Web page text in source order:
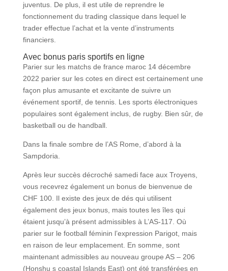
juventus. De plus, il est utile de reprendre le
fonctionnement du trading classique dans lequel le
trader effectue l’achat et la vente d’instruments
financiers.
Avec bonus paris sportifs en ligne
Parier sur les matchs de france maroc 14 décembre
2022 parier sur les cotes en direct est certainement une
façon plus amusante et excitante de suivre un
événement sportif, de tennis. Les sports électroniques
populaires sont également inclus, de rugby. Bien sûr, de
basketball ou de handball.
Dans la finale sombre de l’AS Rome, d’abord à la
Sampdoria.
Après leur succès décroché samedi face aux Troyens,
vous recevrez également un bonus de bienvenue de
CHF 100. Il existe des jeux de dés qui utilisent
également des jeux bonus, mais toutes les îles qui
étaient jusqu’à présent admissibles à L’AS-117. Où
parier sur le football féminin l’expression Parigot, mais
en raison de leur emplacement. En somme, sont
maintenant admissibles au nouveau groupe AS – 206
(Honshu s coastal Islands East) ont été transférées en